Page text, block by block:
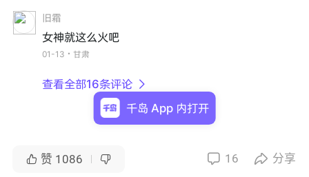
旧霜
女神就这么火吧
01-13・甘肃
查看全部16条评论 
 赞 1086   16  分享
千岛 App 内打开